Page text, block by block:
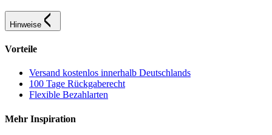
Hinweise
Vorteile
Versand kostenlos innerhalb Deutschlands
100 Tage Rückgaberecht
Flexible Bezahlarten
Mehr Inspiration